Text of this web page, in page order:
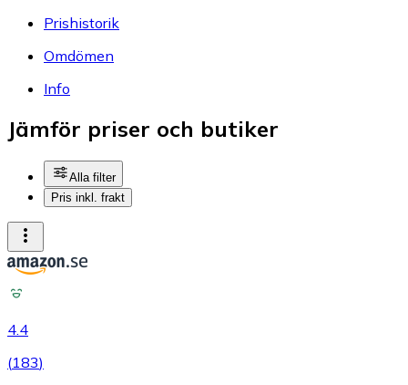
Prishistorik
Omdömen
Info
Jämför priser och butiker
Alla filter
Pris inkl. frakt
4.4
(183)